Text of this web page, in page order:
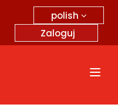
polish
Zaloguj